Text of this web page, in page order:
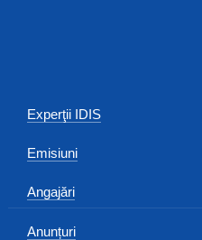
Experţii IDIS
Emisiuni
Angajări
Anunțuri